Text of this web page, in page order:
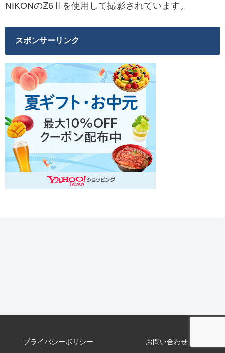
NIKONのℤ6Ⅱを使用して撮影されています。
スポンサーリンク
プライバシーポリシー お問い合わせ